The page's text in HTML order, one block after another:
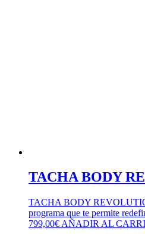
TACHA BODY
TACHA BODY
programa que te permite
799,00€ AÑADIR AL